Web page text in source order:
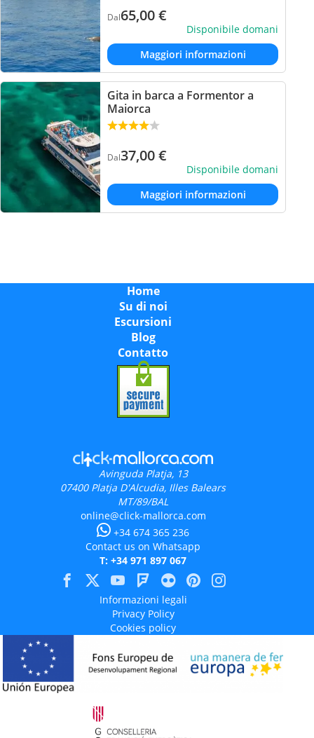
Dal65,00€
Disponibile domani
Maggiori informazioni
Gita in barca a Formentor a
Maiorca
Dal37,00€
Disponibile domani
Maggiori informazioni
Home
Su di noi
Escursioni
Blog
Contatto
Avinguda Platja, 13
07400 Platja D'Alcudia, Illes Balears
MT/89/BAL
online@click-mallorca.com
+34 674 365 236
Contact us on Whatsapp
T: +34 971 897 067
Informazioni legali
Privacy Policy
Cookies policy